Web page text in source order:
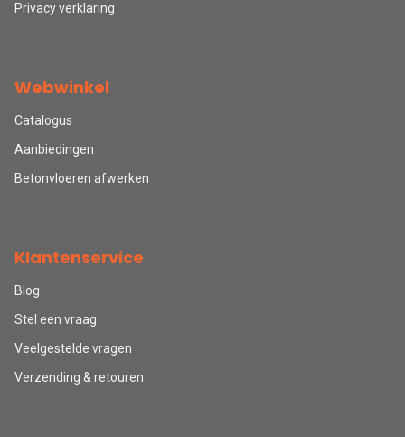
Privacy verklaring
Webwinkel
Catalogus
Aanbiedingen
Betonvloeren afwerken
Klantenservice
Blog
Stel een vraag
Veelgestelde vragen
Verzending & retouren